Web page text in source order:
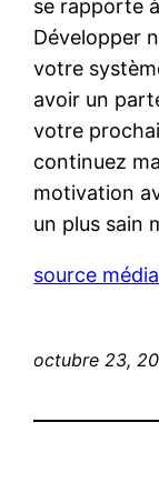
se rapporte
Développer
votre
avoir un
votre
continuez
motivation
un plus sain
source
octubre 23,